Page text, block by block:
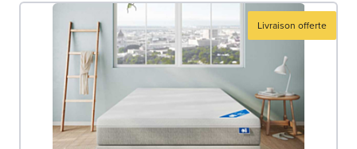
Livraison offerte